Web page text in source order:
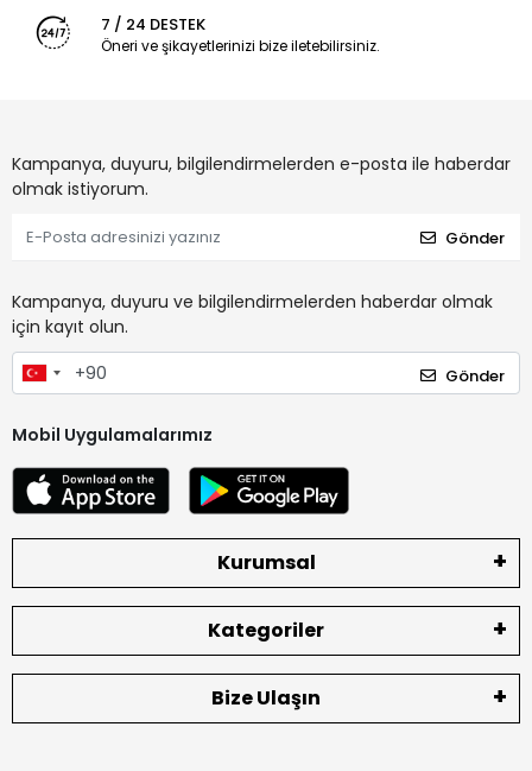
7 / 24 DESTEK
Öneri ve şikayetlerinizi bize iletebilirsiniz.
Kampanya, duyuru, bilgilendirmelerden e-posta ile haberdar
olmak istiyorum.
Gönder
Kampanya, duyuru ve bilgilendirmelerden haberdar olmak
için kayıt olun.
Gönder
Mobil Uygulamalarımız
Kurumsal
Kategoriler
Bize Ulaşın